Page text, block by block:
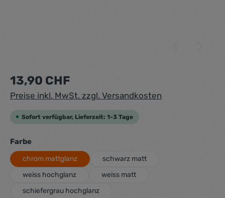
Regulärer Preis:
13,90 CHF
Preise inkl. MwSt. zzgl. Versandkosten
Sofort verfügbar, Lieferzeit: 1-3 Tage
Farbeauswählen
chrom mattglanz
schwarz matt
weiss hochglanz
weiss matt
schiefergrau hochglanz